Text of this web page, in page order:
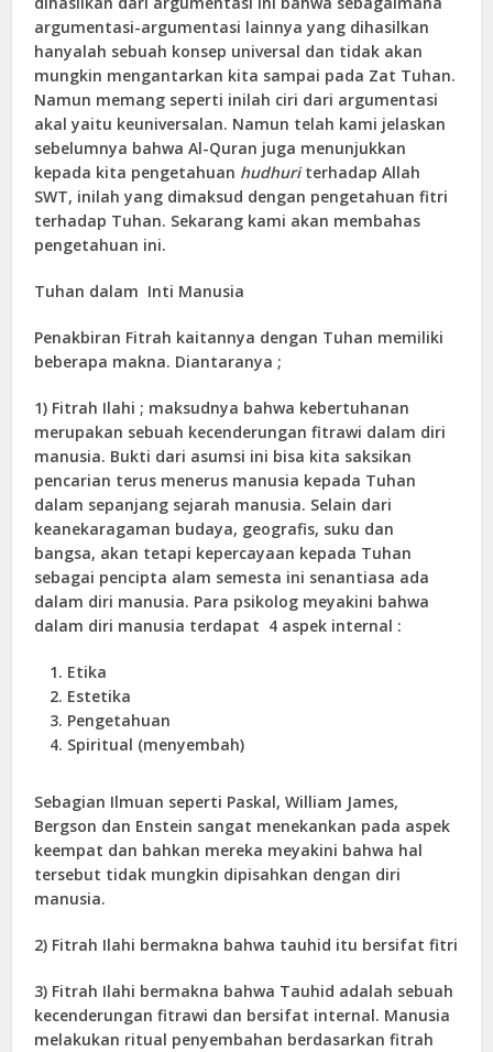
argumentasi-argumentasi lainnya yang dihasilkan
hanyalah sebuah konsep universal dan tidak akan
mungkin mengantarkan kita sampai pada Zat Tuhan.
Namun memang seperti inilah ciri dari argumentasi
akal yaitu keuniversalan. Namun telah kami jelaskan
sebelumnya bahwa Al-Quran juga menunjukkan
kepada kita pengetahuan hudhuriterhadap Allah
SWT, inilah yang dimaksud dengan pengetahuan fitri
terhadap Tuhan. Sekarang kami akan membahas
pengetahuan ini.
Tuhan dalam Inti Manusia
Penakbiran Fitrah kaitannya dengan Tuhan memiliki
beberapa makna. Diantaranya ;
1) Fitrah Ilahi ; maksudnya bahwa kebertuhanan
merupakan sebuah kecenderungan fitrawi dalam diri
manusia. Bukti dari asumsi ini bisa kita saksikan
pencarian terus menerus manusia kepada Tuhan
dalam sepanjang sejarah manusia. Selain dari
keanekaragaman budaya, geografis, suku dan
bangsa, akan tetapi kepercayaan kepada Tuhan
sebagai pencipta alam semesta ini senantiasa ada
dalam diri manusia. Para psikolog meyakini bahwa
dalam diri manusia terdapat 4 aspek internal :
Etika
Estetika
Pengetahuan
Spiritual (menyembah)
Sebagian Ilmuan seperti Paskal, William James,
Bergson dan Enstein sangat menekankan pada aspek
keempat dan bahkan mereka meyakini bahwa hal
tersebut tidak mungkin dipisahkan dengan diri
manusia.
2) Fitrah Ilahi bermakna bahwa tauhid itu bersifat fitri
3) Fitrah Ilahi bermakna bahwa Tauhid adalah sebuah
kecenderungan fitrawi dan bersifat internal. Manusia
melakukan ritual penyembahan berdasarkan fitrah